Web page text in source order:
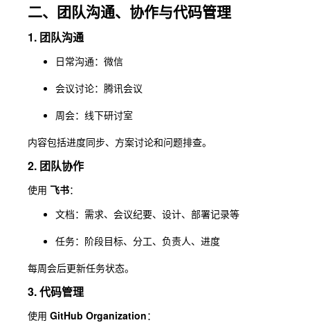
二、团队沟通、协作与代码管理
1. 团队沟通
日常沟通：微信
会议讨论：腾讯会议
周会：线下研讨室
内容包括进度同步、方案讨论和问题排查。
2. 团队协作
使用 飞书：
文档：需求、会议纪要、设计、部署记录等
任务：阶段目标、分工、负责人、进度
每周会后更新任务状态。
3. 代码管理
使用 GitHub Organization：